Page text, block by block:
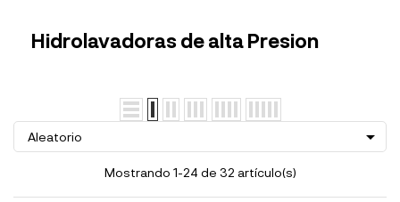
Hidrolavadoras de alta Presion
Aleatorio 
Mostrando 1-24 de 32 artículo(s)